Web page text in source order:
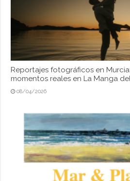
Reportajes fotográficos en
momentos reales en La Manga
08/04/2026